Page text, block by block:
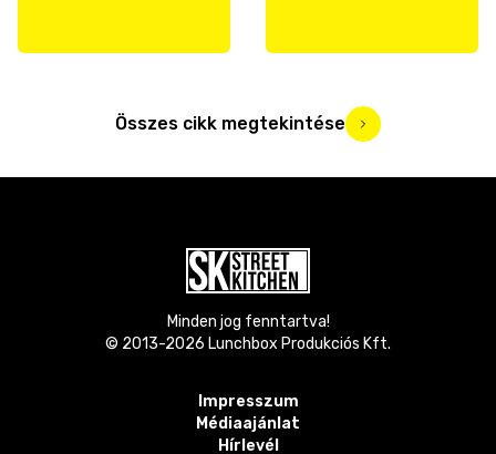
Összes cikk megtekintése
Minden jog fenntartva!
© 2013-2026 Lunchbox Produkciós Kft.
Impresszum
Médiaajánlat
Hírlevél